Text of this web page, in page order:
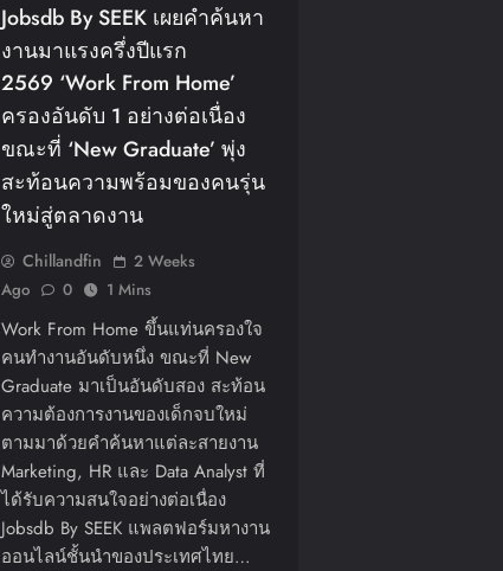
Jobsdb By SEEK เผยคำค้นหา
งานมาแรงครึ่งปีแรก
2569 ‘Work From Home’
ครองอันดับ 1 อย่างต่อเนื่อง
ขณะที่ ‘New Graduate’ พุ่ง
สะท้อนความพร้อมของคนรุ่น
ใหม่สู่ตลาดงาน
Chillandfin
2 Weeks
Ago
0 1 Mins
Work From Home ขึ้นแท่นครองใจ
คนทำงานอันดับหนึ่ง ขณะที่ New
Graduate มาเป็นอันดับสอง สะท้อน
ความต้องการงานของเด็กจบใหม่
ตามมาด้วยคำค้นหาแต่ละสายงาน
Marketing, HR และ Data Analyst ที่
ได้รับความสนใจอย่างต่อเนื่อง
Jobsdb By SEEK แพลตฟอร์มหางาน
ออนไลน์ชั้นนำของประเทศไทย…